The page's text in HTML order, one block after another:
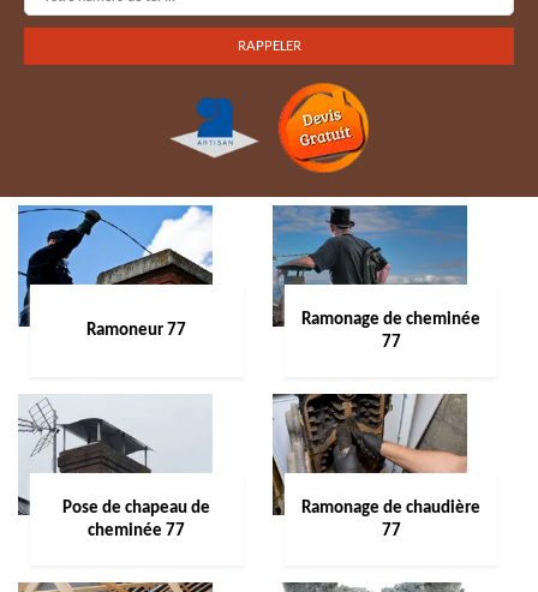
Ramoneur 77
Ramonage de cheminée
77
Pose de chapeau de
cheminée 77
Ramonage de chaudière
77